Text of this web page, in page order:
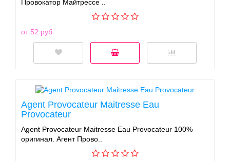
Провокатор Майтрессе ..
от 52 руб.
Agent Provocateur Maitresse Eau
Provocateur
Agent Provocateur Maitresse Eau Provocateur 100%
оригинал. Агент Прово..